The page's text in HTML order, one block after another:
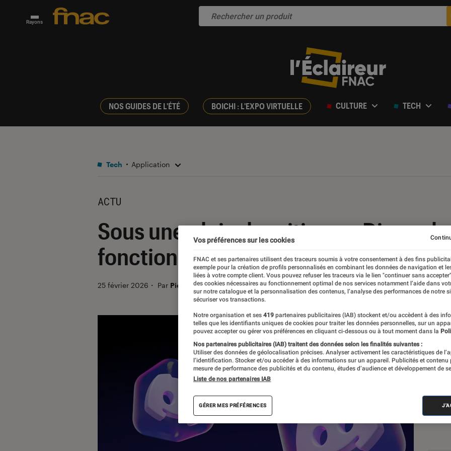
Rayons
NOS GUIDES DE L'ÉTÉ BOICHI : L'EXPO VIRTUELLE CULTURE TECH
Tech Application
ACTU
Sous une pluie de critiques, Discord
fonction de vérification de l’âge des
25 février 2026 ・ Par Pierre Crochart
Vos préférences sur les cookies
FNAC et ses partenaires utilisent des traceurs soumis à votre consentement à des fins
exemple pour la création de profils personnalisés en combinant les données de navigation et
liées à votre compte client. Vous pouvez refuser les traceurs via le lien "continuer sans
des cookies nécessaires au fonctionnement optimal de nos services notamment l’aide dans
sur notre catalogue et la personnalisation des contenus, l’analyse des performances de notre
sécuriser vos transactions.
Notre organisation et ses 419 partenaires publicitaires (IAB) stockent et/ou accèdent à des
telles que les identifiants uniques de cookies pour traiter les données personnelles, sur un
pouvez accepter ou gérer vos préférences en cliquant ci-dessous ou à tout moment dans la
Nos partenaires publicitaires (IAB) traitent des données selon les finalités suivantes :
Utiliser des données de géolocalisation précises. Analyser activement les caractéristiques de
l’identification. Stocker et/ou accéder à des informations sur un appareil. Publicités et contenu
mesure de performance des publicités et du contenu, études d’audience et développement de
Liste de nos partenaires IAB
GÉRER MES PRÉFÉRENCES